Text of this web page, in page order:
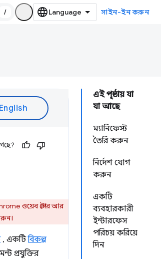
/ সাইন-ইন করুন
এই পৃষ্ঠায় যা
যা আছে
ম্যানিফেস্ট
তৈরি করুন
নির্দেশ যোগ
করুন
একটি
ব্যবহারকারী
ইন্টারফেস
পরিচয় করিয়ে
দিন
ওয়েব স্টোর আর
, একটিবিকল্প
প্রযুক্তির